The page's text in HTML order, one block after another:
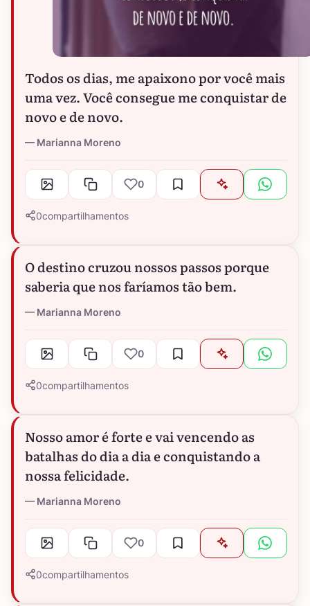
Todos os dias, me apaixono por você mais
uma vez. Você consegue me conquistar de
novo e de novo.
Marianna Moreno
0
0compartilhamentos
O destino cruzou nossos passos porque
saberia que nos faríamos tão bem.
Marianna Moreno
0
0compartilhamentos
Nosso amor é forte e vai vencendo as
batalhas do dia a dia e conquistando a
nossa felicidade.
Marianna Moreno
0
0compartilhamentos